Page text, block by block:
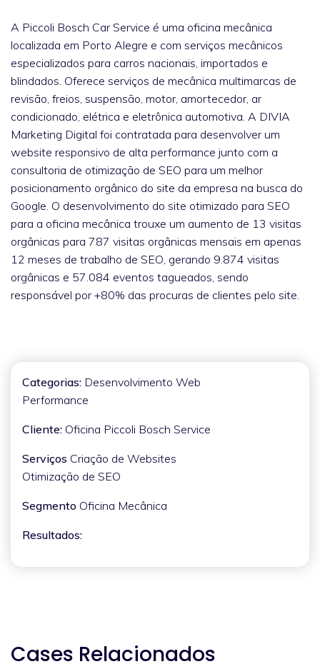
A Piccoli Bosch Car Service é uma oficina mecânica
localizada em Porto Alegre e com serviços mecânicos
especializados para carros nacionais, importados e
blindados. Oferece serviços de mecânica multimarcas de
revisão, freios, suspensão, motor, amortecedor, ar
condicionado, elétrica e eletrônica automotiva. A DIVIA
Marketing Digital foi contratada para desenvolver um
website responsivo de alta performance junto com a
consultoria de otimização de SEO para um melhor
posicionamento orgânico do site da empresa na busca do
Google. O desenvolvimento do site otimizado para SEO
para a oficina mecânica trouxe um aumento de 13 visitas
orgânicas para 787 visitas orgânicas mensais em apenas
12 meses de trabalho de SEO, gerando 9.874 visitas
orgânicas e 57.084 eventos tagueados, sendo
responsável por +80% das procuras de clientes pelo site.
Categorias: Desenvolvimento Web
Performance
Cliente: Oficina Piccoli Bosch Service
Serviços Criação de Websites
Otimização de SEO
Segmento Oficina Mecânica
Resultados:
Cases Relacionados